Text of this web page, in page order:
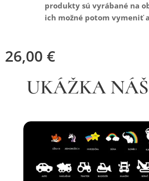
produkty sú vyrábané na
ich možné potom vymeniť
26,00 €
UKÁŽKA